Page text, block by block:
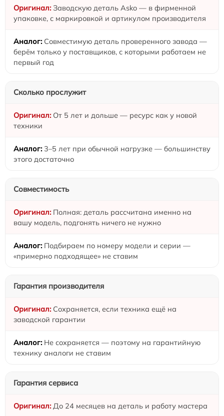
Заводскую деталь Asko — в фирменной
упаковке, с маркировкой и артикулом производителя
Совместимую деталь проверенного завода —
берём только у поставщиков, с которыми работаем не
первый год
Сколько прослужит
От 5 лет и дольше — ресурс как у новой
техники
3–5 лет при обычной нагрузке — большинству
этого достаточно
Совместимость
Полная: деталь рассчитана именно на
вашу модель, подгонять ничего не нужно
Подбираем по номеру модели и серии —
«примерно подходящее» не ставим
Гарантия производителя
Сохраняется, если техника ещё на
заводской гарантии
Не сохраняется — поэтому на гарантийную
технику аналоги не ставим
Гарантия сервиса
До 24 месяцев на деталь и работу мастера